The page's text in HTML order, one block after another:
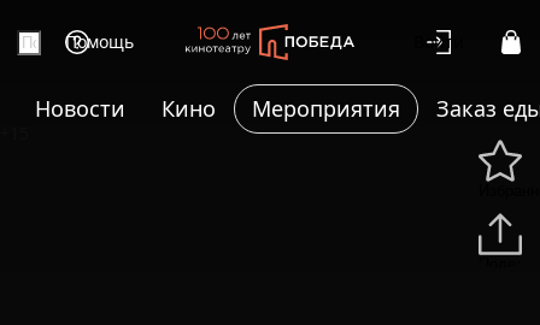
Помощь Войти
Новости Кино Мероприятия Заказ